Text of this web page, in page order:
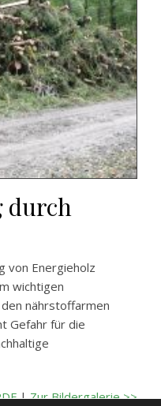
durch
von Energieholz
wichtigen
nährstoffarmen
Gefahr für die
|Zur Bildergalerie >>